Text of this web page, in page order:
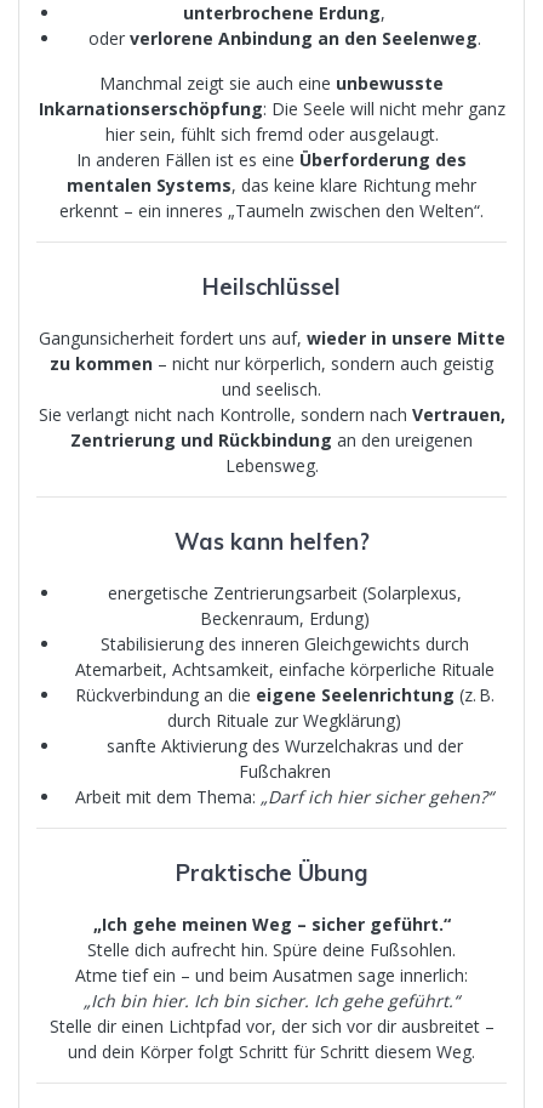
unterbrochene Erdung,
oder verlorene Anbindung an den Seelenweg.
Manchmal zeigt sie auch eine unbewusste
Inkarnationserschöpfung: Die Seele will nicht mehr ganz
hier sein, fühlt sich fremd oder ausgelaugt.
In anderen Fällen ist es eine Überforderung des
mentalen Systems, das keine klare Richtung mehr
erkennt – ein inneres „Taumeln zwischen den Welten“.
Heilschlüssel
Gangunsicherheit fordert uns auf, wieder in unsere Mitte
zu kommen – nicht nur körperlich, sondern auch geistig
und seelisch.
Sie verlangt nicht nach Kontrolle, sondern nach Vertrauen,
Zentrierung und Rückbindung an den ureigenen
Lebensweg.
Was kann helfen?
energetische Zentrierungsarbeit (Solarplexus,
Beckenraum, Erdung)
Stabilisierung des inneren Gleichgewichts durch
Atemarbeit, Achtsamkeit, einfache körperliche Rituale
Rückverbindung an die eigene Seelenrichtung (z. B.
durch Rituale zur Wegklärung)
sanfte Aktivierung des Wurzelchakras und der
Fußchakren
Arbeit mit dem Thema: „Darf ich hier sicher gehen?“
Praktische Übung
„Ich gehe meinen Weg – sicher geführt.“
Stelle dich aufrecht hin. Spüre deine Fußsohlen.
Atme tief ein – und beim Ausatmen sage innerlich:
„Ich bin hier. Ich bin sicher. Ich gehe geführt.“
Stelle dir einen Lichtpfad vor, der sich vor dir ausbreitet –
und dein Körper folgt Schritt für Schritt diesem Weg.